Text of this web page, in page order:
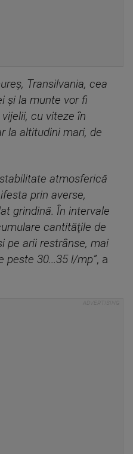
Transilvania, cea
şi la munte vor fi
cu viteze în
la altitudini mari, de
atmosferică
prin averse,
grindină. În intervale
cantităţile de
pe arii restrânse, mai
peste 30...35 l/mp”, a